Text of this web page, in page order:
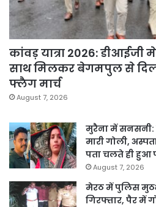
कांवड़ यात्रा 2026:
साथ मिलकर बेगमपुल से
फ्लैग मार्च
August 7, 2026
मुरैना में सनसनी:
मारी गोली,
पता चलते ही हुआ
August 7, 2026
मेरठ में पुलिस
गिरफ्तार, पैर में